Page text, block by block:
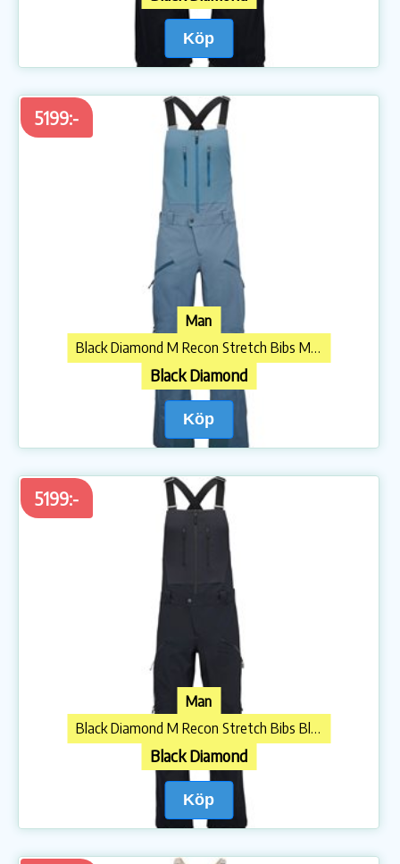
Köp
5199:-
Man
Black Diamond M Recon Stretch Bibs Midnight Blue
Black Diamond
Köp
5199:-
Man
Black Diamond M Recon Stretch Bibs Black
Black Diamond
Köp